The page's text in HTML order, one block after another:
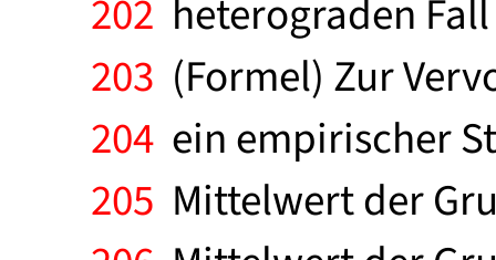
202 heterograden
203 (Formel) Zur
204 ein empirischer
205 Mittelwert der